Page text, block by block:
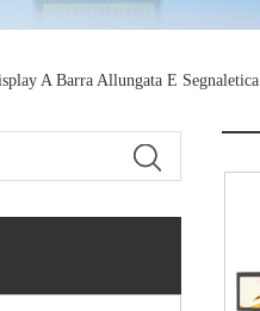
A Barra Allungata E